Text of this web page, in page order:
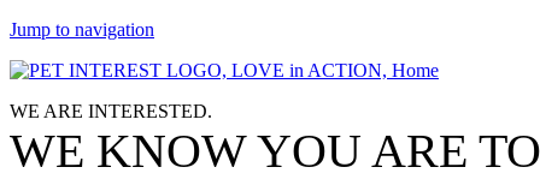
Jump to navigation
WE ARE INTERESTED.
WE KNOWYOU ARE